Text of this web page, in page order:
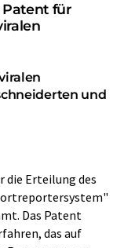
Patent für
und
die Erteilung des
Das Patent
das auf